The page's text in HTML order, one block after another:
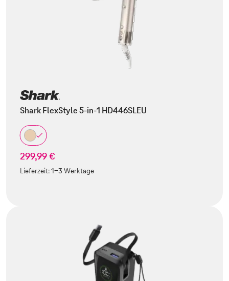
Shark FlexStyle 5-in-1 HD446SLEU
299,99 €
Lieferzeit:1-3 Werktage